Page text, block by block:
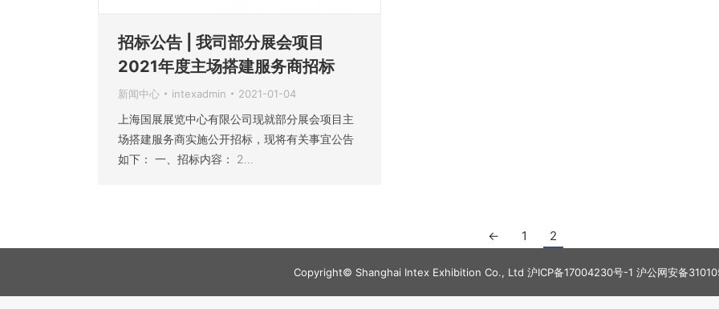
招标公告 | 我司部分展会项目
2021年度主场搭建服务商招标
新闻中心 intexadmin 2021-01-04
上海国展展览中心有限公司现就部分展会项目主
场搭建服务商实施公开招标，现将有关事宜公告
如下： 一、招标内容： 2…
← 1 2
Copyright© Shanghai Intex Exhibition Co., Ltd 沪ICP备17004230号-1 沪公网安备